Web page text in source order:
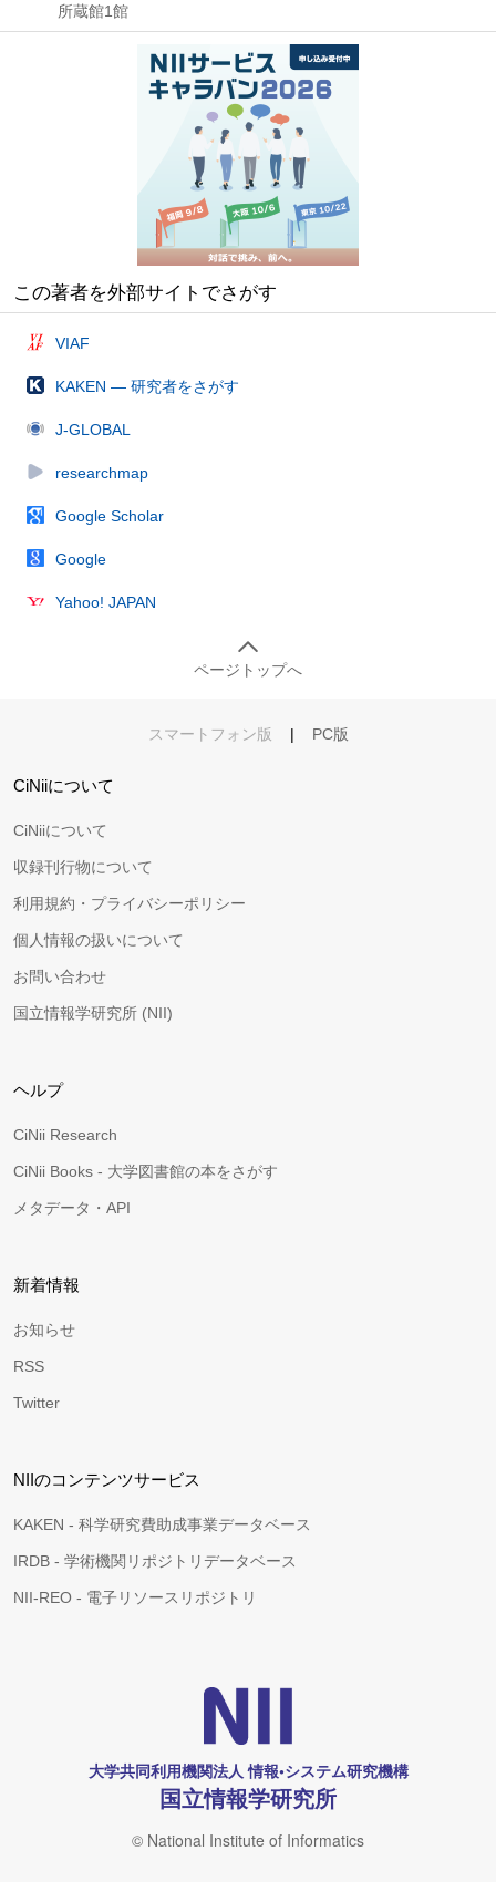
所蔵館1館
この著者を外部サイトでさがす
VIAF
KAKEN — 研究者をさがす
J-GLOBAL
researchmap
Google Scholar
Google
Yahoo! JAPAN
ページトップへ
スマートフォン版 | PC版
CiNiiについて
CiNiiについて
収録刊行物について
利用規約・プライバシーポリシー
個人情報の扱いについて
お問い合わせ
国立情報学研究所 (NII)
ヘルプ
CiNii Research
CiNii Books - 大学図書館の本をさがす
メタデータ・API
新着情報
お知らせ
RSS
Twitter
NIIのコンテンツサービス
KAKEN - 科学研究費助成事業データベース
IRDB - 学術機関リポジトリデータベース
NII-REO - 電子リソースリポジトリ
大学共同利用機関法人 情報•システム研究機構
国立情報学研究所
© National Institute of Informatics